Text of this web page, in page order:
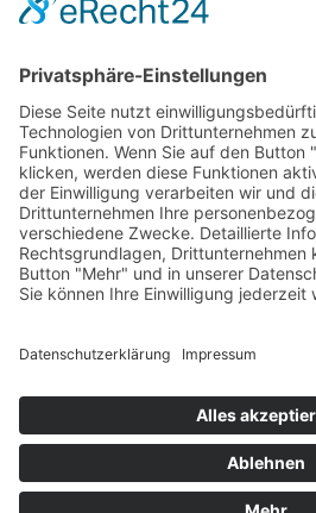
Sweeney Todd (Morgan Moody)
schaurigen Dienst an Richter
Maier) – Foto: B. Hickmann Ein
so nicht oft zu sehen gibt, kann
Mords-Musical von Stephen
Theater Dortmund. Das